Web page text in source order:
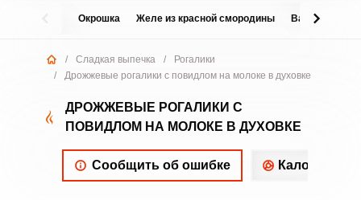
Окрошка Желе из красной смородины Варенье из
/ Сладкая выпечка /
Рогалики
/
Дрожжевые рогалики с повидлом на молоке в духовке
ДРОЖЖЕВЫЕ РОГАЛИКИ С
ПОВИДЛОМ НА МОЛОКЕ В ДУХОВКЕ
Сообщить об ошибке